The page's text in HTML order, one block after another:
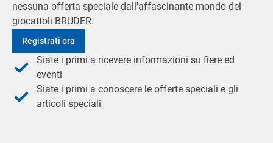
nessuna offerta speciale dall'affascinante mondo dei
giocattoli BRUDER.
Registrati ora
Siate i primi a ricevere informazioni su fiere ed
eventi
Siate i primi a conoscere le offerte speciali e gli
articoli speciali